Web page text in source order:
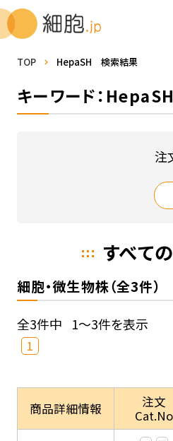
TOP HepaSH 検索結果
キーワード：HepaSH
注
すべて
細胞・微生物株（全3件）
全3件中 1～3件を表示
1
商品詳細情報
注文
Cat.No